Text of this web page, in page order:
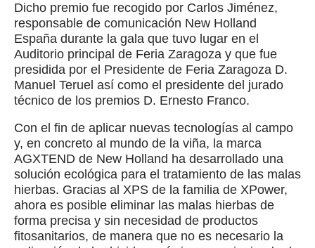
Dicho premio fue recogido por Carlos Jiménez,
responsable de comunicación New Holland
España durante la gala que tuvo lugar en el
Auditorio principal de Feria Zaragoza y que fue
presidida por el Presidente de Feria Zaragoza D.
Manuel Teruel así como el presidente del jurado
técnico de los premios D. Ernesto Franco.
Con el fin de aplicar nuevas tecnologías al campo
y, en concreto al mundo de la viña, la marca
AGXTEND de New Holland ha desarrollado una
solución ecológica para el tratamiento de las malas
hierbas. Gracias al XPS de la familia de XPower,
ahora es posible eliminar las malas hierbas de
forma precisa y sin necesidad de productos
fitosanitarios, de manera que no es necesario la